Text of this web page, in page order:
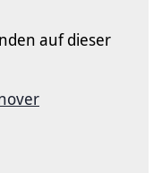
auf dieser